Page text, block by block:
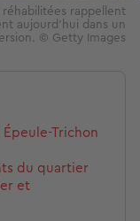
rappellent
aujourd’hui dans un
© Getty Images
Trichon
du quartier
et